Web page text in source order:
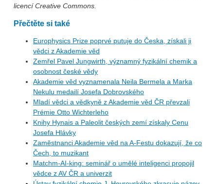
licencí Creative Commons.
Přečtěte si také
Europhysics Prize poprvé putuje do Česka, získali ji
vědci z Akademie věd
Zemřel Pavel Jungwirth, významný fyzikální chemik a
osobnost české vědy
Akademie věd vyznamenala Neila Bermela a Marka
Nekulu medailí Josefa Dobrovského
Mladí vědci a vědkyně z Akademie věd ČR převzali
Prémie Otto Wichterleho
Knihy Hynais a Paleolit českých zemí získaly Cenu
Josefa Hlávky
Zaměstnanci Akademie věd na A-Festu dokazují, že co
Čech, to muzikant
Matchm-AI-king: seminář o umělé inteligenci propojil
vědce z AV ČR a univerzit